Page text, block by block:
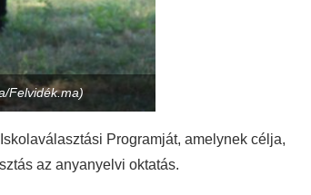
Felvidék.ma)
Programját, amelynek célja,
az anyanyelvi oktatás.